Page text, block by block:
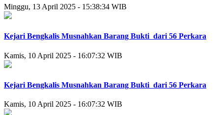
Minggu, 13 April 2025 - 15:38:34 WIB
Kejari Bengkalis Musnahkan Barang Bukti dari 56 Perkara
Kamis, 10 April 2025 - 16:07:32 WIB
Kejari Bengkalis Musnahkan Barang Bukti dari 56 Perkara
Kamis, 10 April 2025 - 16:07:32 WIB